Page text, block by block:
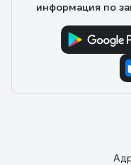
информация по